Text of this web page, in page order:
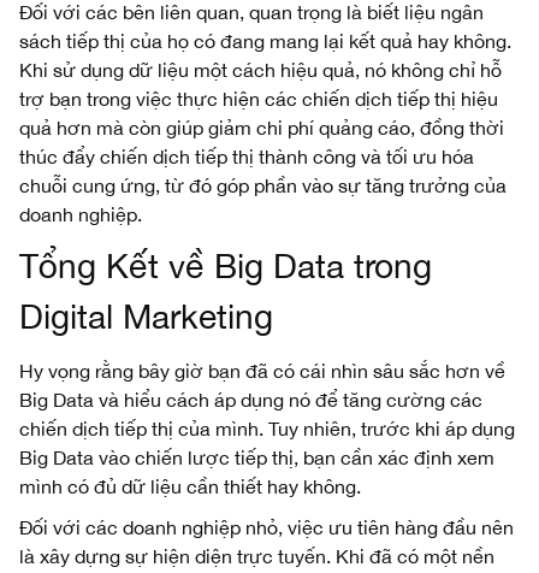
Đối với các bên liên quan, quan trọng là biết liệu ngân
sách tiếp thị của họ có đang mang lại kết quả hay không.
Khi sử dụng dữ liệu một cách hiệu quả, nó không chỉ hỗ
trợ bạn trong việc thực hiện các chiến dịch tiếp thị hiệu
quả hơn mà còn giúp giảm chi phí quảng cáo, đồng thời
thúc đẩy chiến dịch tiếp thị thành công và tối ưu hóa
chuỗi cung ứng, từ đó góp phần vào sự tăng trưởng của
doanh nghiệp.
Tổng Kết về Big Data trong
Digital Marketing
Hy vọng rằng bây giờ bạn đã có cái nhìn sâu sắc hơn về
Big Data và hiểu cách áp dụng nó để tăng cường các
chiến dịch tiếp thị của mình. Tuy nhiên, trước khi áp dụng
Big Data vào chiến lược tiếp thị, bạn cần xác định xem
mình có đủ dữ liệu cần thiết hay không.
Đối với các doanh nghiệp nhỏ, việc ưu tiên hàng đầu nên
là xây dựng sự hiện diện trực tuyến. Khi đã có một nền